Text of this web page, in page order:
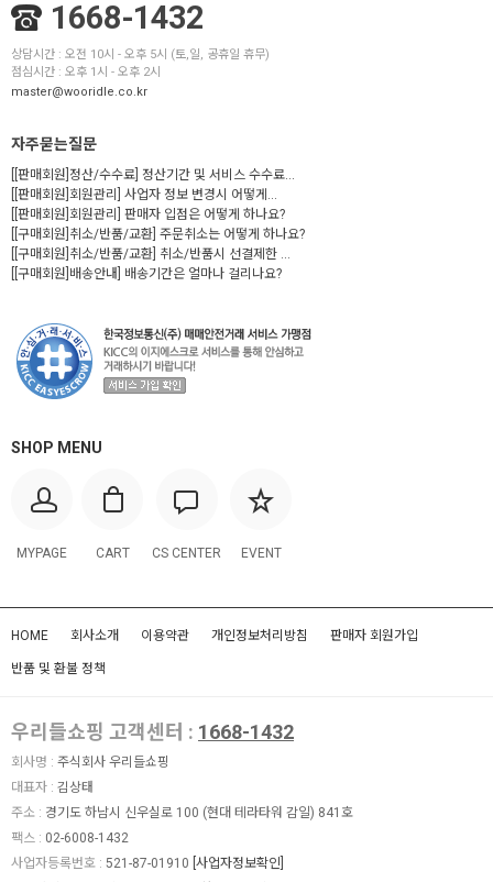
1668-1432
상담시간 : 오전 10시 - 오후 5시 (토,일, 공휴일 휴무)
점심시간 : 오후 1시 - 오후 2시
master@wooridle.co.kr
자주묻는질문
[[판매회원]정산/수수료] 정산기간 및 서비스 수수료...
[[판매회원]회원관리] 사업자 정보 변경시 어떻게...
[[판매회원]회원관리] 판매자 입점은 어떻게 하나요?
[[구매회원]취소/반품/교환] 주문취소는 어떻게 하나요?
[[구매회원]취소/반품/교환] 취소/반품시 선결제한 ...
[[구매회원]배송안내] 배송기간은 얼마나 걸리나요?
SHOP MENU
MYPAGE CART CS CENTER EVENT
HOME 회사소개 이용약관 개인정보처리방침 판매자 회원가입
반품 및 환불 정책
우리들쇼핑 고객센터 : 1668-1432
회사명 : 주식회사 우리들쇼핑
대표자 : 김상태
주소 : 경기도 하남시 신우실로 100 (현대 테라타워 감일) 841호
팩스 : 02-6008-1432
사업자등록번호 : 521-87-01910 [사업자정보확인]